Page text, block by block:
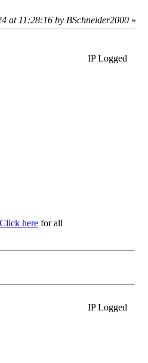
at 11:28:16 by BSchneider2000 »
IP Logged
Click here for all
IP Logged